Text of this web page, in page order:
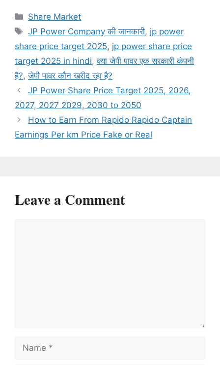
Categories
Share Market
Tags
JP Power Company की जानकारी, jp power
share price target 2025, jp power share price
target 2025 in hindi,क्या जेपी पावर एक सरकारी कंपनी
है?,जेपी पावर कौन खरीद रहा है?
JP Power Share Price Target 2025, 2026,
2027, 2027 2029, 2030 to 2050
How to Earn From Rapido Rapido Captain
Earnings Per km Price Fake or Real
Leave a Comment